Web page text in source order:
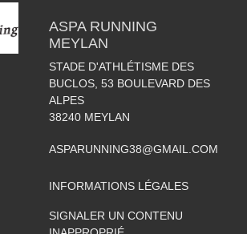
ASPA RUNNING
MEYLAN
STADE D'ATHLÉTISME DES
BUCLOS, 53 BOULEVARD DES
ALPES
38240 MEYLAN
ASPARUNNING38@GMAIL.COM
INFORMATIONS LÉGALES
SIGNALER UN CONTENU